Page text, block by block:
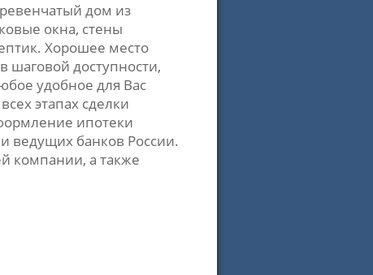
дом из
окна, стены
Хорошее место
шаговой доступности,
удобное для Вас
этапах сделки
ипотеки
ведущих банков России.
компании, а также